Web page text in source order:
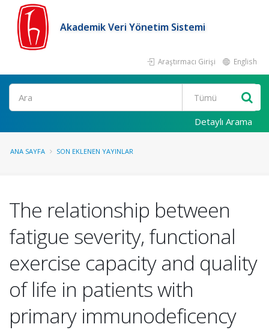
Akademik Veri Yönetim Sistemi
Araştırmacı Girişi English
Ara
Detaylı Arama
ANA SAYFA SON EKLENEN YAYINLAR
The relationship between
fatigue severity, functional
exercise capacity and quality
of life in patients with
primary immunodeficency